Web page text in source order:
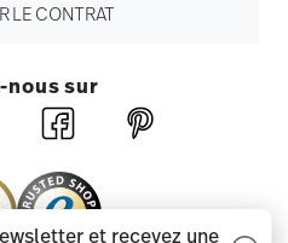
LE CONTRAT
nous sur
et recevez une